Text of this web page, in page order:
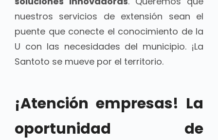
nuestros servicios de extensión sean el
puente que conecte el conocimiento de la
U con las necesidades del municipio. ¡La
Santoto se mueve por el territorio.
¡Atención empresas! La
oportunidad de